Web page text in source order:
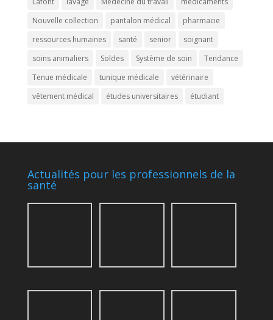
Nouvelle collection
pantalon médical
pharmacie
ressources humaines
santé senior
soignant
soins animaliers
Soldes Système de soin
Tendance
Tenue médicale
tunique médicale
vétérinaire
vêtement médical
études universitaires étudiant
Actualités pour les professionnels de la
santé